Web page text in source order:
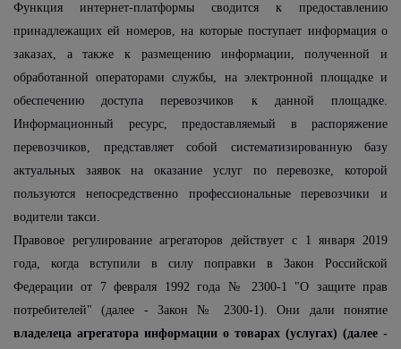
Функция интернет-платформы сводится к предоставлению
принадлежащих ей номеров, на которые поступает информация о
заказах, а также к размещению информации, полученной и
обработанной операторами службы, на электронной площадке и
обеспечению доступа перевозчиков к данной площадке.
Информационный ресурс, предоставляемый в распоряжение
перевозчиков, представляет собой систематизированную базу
актуальных заявок на оказание услуг по перевозке, которой
пользуются непосредственно профессиональные перевозчики и
водители такси.
Правовое регулирование агрегаторов действует с 1 января 2019
года, когда вступили в силу поправки в Закон Российской
Федерации от 7 февраля 1992 года № 2300-1 "О защите прав
потребителей" (далее - Закон № 2300-1). Они дали понятие
владелеца агрегатора информации о товарах (услугах) (далее -